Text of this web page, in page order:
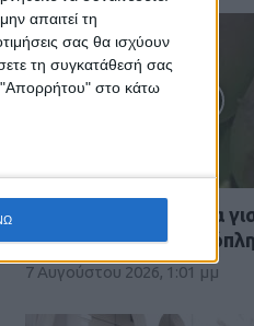
απαιτεί τη
σας θα ισχύουν
τη συγκατάθεσή σας
"Απορρήτου" στο κάτω
Σύσκεψη στην Αθήνα
αποζημιώσεις
7 Αυγούστου 2026, 1:01 μμ